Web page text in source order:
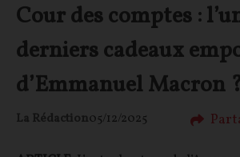
Cour des comptes :
derniers cadeaux
d’Emmanuel Macron
La Rédaction05/12/2025